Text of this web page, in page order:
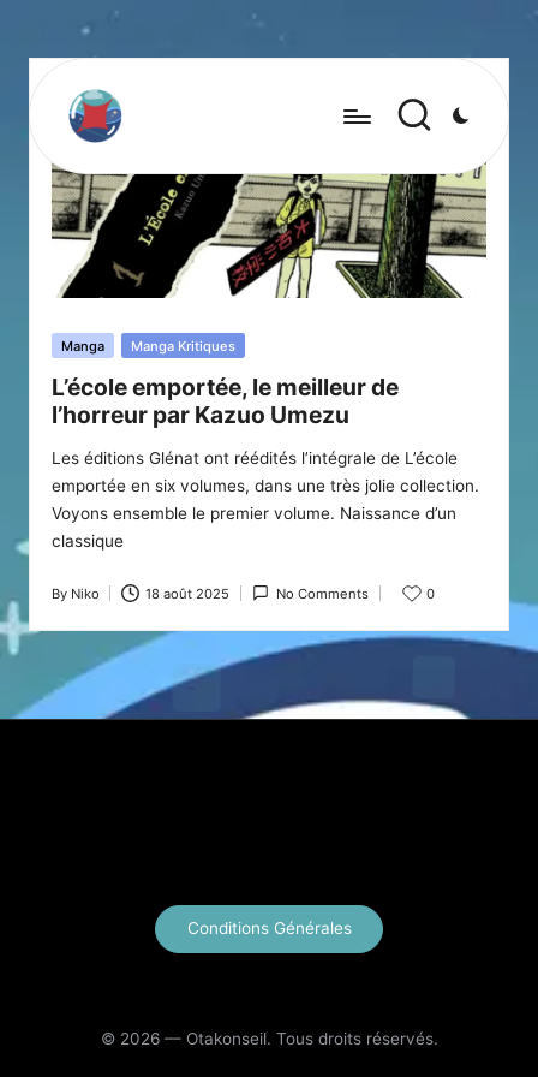
Posted
Manga Manga Kritiques
L’école emportée, le meilleur de
l’horreur par Kazuo Umezu
Les éditions Glénat ont réédités l’intégrale de L’école
emportée en six volumes, dans une très jolie collection.
Voyons ensemble le premier volume. Naissance d’un
classique
Posted
by
By Niko 18 août 2025 No Comments 0
Conditions Générales
© 2026 — Otakonseil. Tous droits réservés.